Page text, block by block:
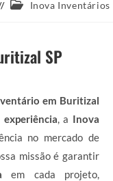
Categoria
Inova Inventários
SP
em Buritizal
, a Inova
no mercado de
missão é garantir
em cada projeto,